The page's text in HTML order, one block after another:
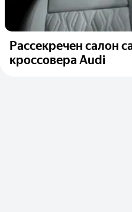
Рассекречен салон
кроссовера Audi